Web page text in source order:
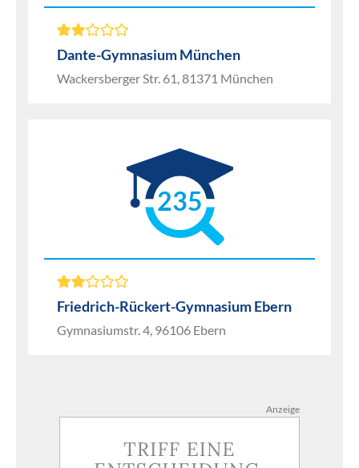
Dante-Gymnasium München
Wackersberger Str. 61, 81371 München
235
Friedrich-Rückert-Gymnasium Ebern
Gymnasiumstr. 4, 96106 Ebern
Anzeige